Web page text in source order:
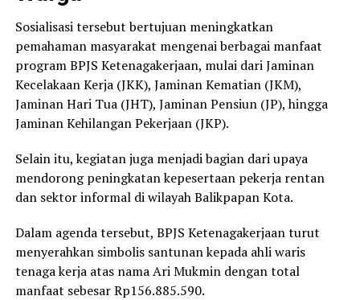
Sosialisasi tersebut bertujuan meningkatkan
pemahaman masyarakat mengenai berbagai manfaat
program BPJS Ketenagakerjaan, mulai dari Jaminan
Kecelakaan Kerja (JKK), Jaminan Kematian (JKM),
Jaminan Hari Tua (JHT), Jaminan Pensiun (JP), hingga
Jaminan Kehilangan Pekerjaan (JKP).
Selain itu, kegiatan juga menjadi bagian dari upaya
mendorong peningkatan kepesertaan pekerja rentan
dan sektor informal di wilayah Balikpapan Kota.
Dalam agenda tersebut, BPJS Ketenagakerjaan turut
menyerahkan simbolis santunan kepada ahli waris
tenaga kerja atas nama Ari Mukmin dengan total
manfaat sebesar Rp156.885.590.